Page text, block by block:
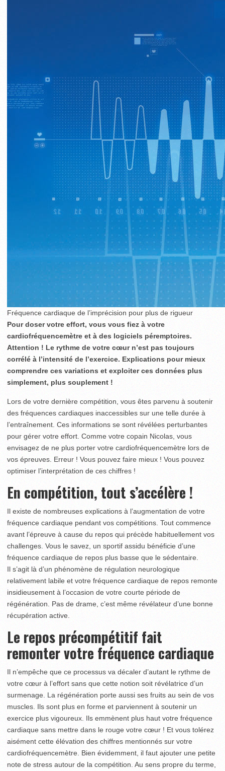
Fréquence cardiaque de l’imprécision pour plus de rigueur
Pour doser votre effort, vous vous fiez à votre
cardiofréquencemètre et à des logiciels péremptoires.
Attention ! Le rythme de votre cœur n’est pas toujours
corrélé à l’intensité de l’exercice. Explications pour mieux
comprendre ces variations et exploiter ces données plus
simplement, plus souplement !
Lors de votre dernière compétition, vous êtes parvenu à soutenir
des fréquences cardiaques inaccessibles sur une telle durée à
l’entraînement. Ces informations se sont révélées perturbantes
pour gérer votre effort. Comme votre copain Nicolas, vous
envisagez de ne plus porter votre cardiofréquencemètre lors de
vos épreuves. Erreur ! Vous pouvez faire mieux ! Vous pouvez
optimiser l’interprétation de ces chiffres !
En compétition, tout s’accélère !
Il existe de nombreuses explications à l’augmentation de votre
fréquence cardiaque pendant vos compétitions. Tout commence
avant l’épreuve à cause du repos qui précède habituellement vos
challenges. Vous le savez, un sportif assidu bénéficie d’une
fréquence cardiaque de repos plus basse que le sédentaire.
Il s’agit là d’un phénomène de régulation neurologique
relativement labile et votre fréquence cardiaque de repos remonte
insidieusement à l’occasion de votre courte période de
régénération. Pas de drame, c’est même révélateur d’une bonne
récupération active.
Le repos précompétitif fait
remonter votre fréquence cardiaque
Il n’empêche que ce processus va décaler d’autant le rythme de
votre cœur à l’effort sans que cette notion soit révélatrice d’un
surmenage. La régénération porte aussi ses fruits au sein de vos
muscles. Ils sont plus en forme et parviennent à soutenir un
exercice plus vigoureux. Ils emmènent plus haut votre fréquence
cardiaque sans mettre dans le rouge votre cœur ! Et vous tolérez
aisément cette élévation des chiffres mentionnés sur votre
cardiofréquencemètre. Bien évidemment, il faut ajouter une petite
note de stress autour de la compétition. Au sens propre du terme,